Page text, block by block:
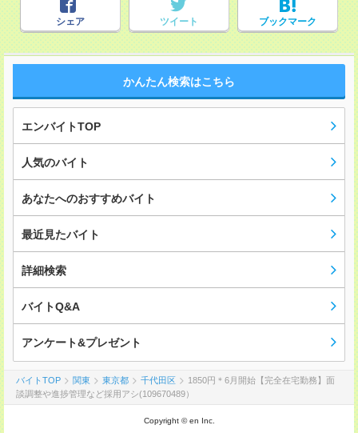
シェア ツイート ブックマーク
かんたん検索はこちら
エンバイトTOP
人気のバイト
あなたへのおすすめバイト
最近見たバイト
詳細検索
バイトQ&A
アンケート&プレゼント
バイトTOP 関東 東京都 千代田区
1850円＊6月開始【完全在宅勤務】面
談調整や進捗管理など採用アシ(109670489）
Copyright © en Inc.